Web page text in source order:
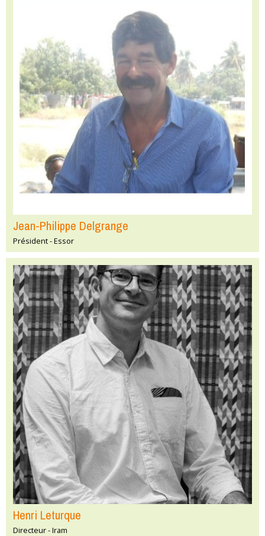
Jean-Philippe Delgrange
Président - Essor
Henri Leturque
Directeur - Iram